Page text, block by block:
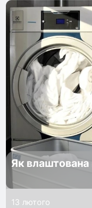
Як влаштована
13 лютого